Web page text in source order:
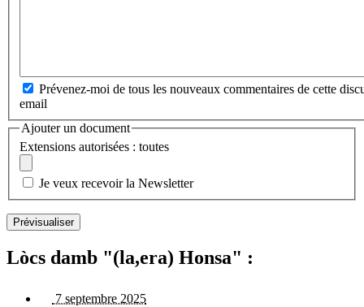
Prévenez-moi de tous les nouveaux commentaires de cette
email
Ajouter un document
Extensions autorisées : toutes
Je veux recevoir la Newsletter
Lòcs damb "(la,era) Honsa" :
7 septembre 2025